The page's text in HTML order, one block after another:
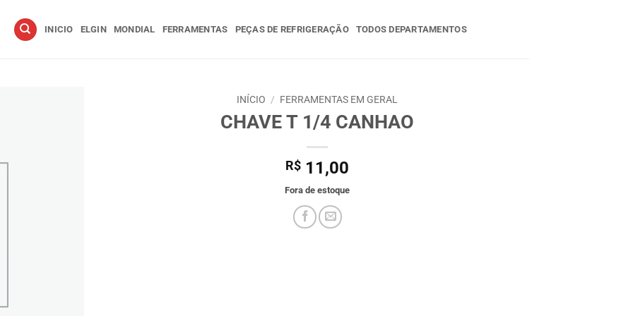
INICIO ELGIN MONDIAL FERRAMENTAS PEÇAS DE REFRIGERAÇÃO TODOS DEPARTAMENTOS
INÍCIO / FERRAMENTAS EM GERAL
CHAVE T 1/4 CANHAO
R$ 11,00
Fora de estoque